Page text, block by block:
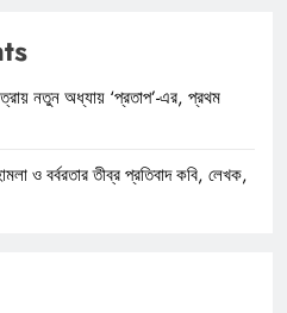
নতুন অধ্যায় ‘প্রতাপ’-এর, প্রথম
ও বর্বরতার তীব্র প্রতিবাদ কবি, লেখক,